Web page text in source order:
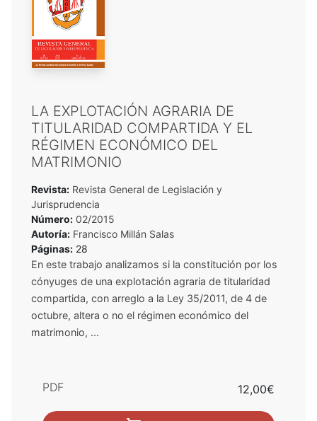
LA EXPLOTACIÓN AGRARIA DE
TITULARIDAD COMPARTIDA Y EL
RÉGIMEN ECONÓMICO DEL
MATRIMONIO
Revista: Revista General de Legislación y
Jurisprudencia
Número: 02/2015
Autoría: Francisco Millán Salas
Páginas: 28
En este trabajo analizamos si la constitución por los
cónyuges de una explotación agraria de titularidad
compartida, con arreglo a la Ley 35/2011, de 4 de
octubre, altera o no el régimen económico del
matrimonio, ...
PDF 12,00€